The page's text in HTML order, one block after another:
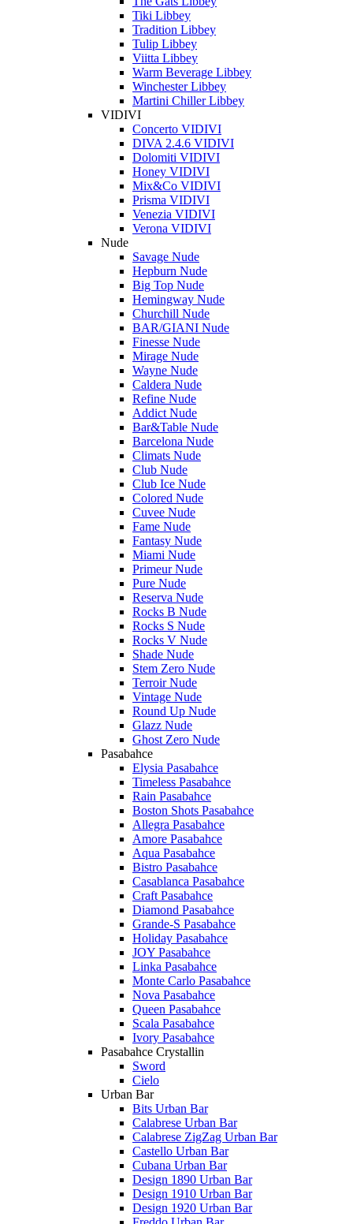
Tiki Libbey
Tradition Libbey
Tulip Libbey
Viitta Libbey
Warm Beverage Libbey
Winchester Libbey
Martini Chiller Libbey
VIDIVI
Concerto VIDIVI
DIVA 2.4.6 VIDIVI
Dolomiti VIDIVI
Honey VIDIVI
Mix&Co VIDIVI
Prisma VIDIVI
Venezia VIDIVI
Verona VIDIVI
Nude
Savage Nude
Hepburn Nude
Big Top Nude
Hemingway Nude
Churchill Nude
BAR/GIANI Nude
Finesse Nude
Mirage Nude
Wayne Nude
Caldera Nude
Refine Nude
Addict Nude
Bar&Table Nude
Barcelona Nude
Climats Nude
Club Nude
Club Ice Nude
Colored Nude
Cuvee Nude
Fame Nude
Fantasy Nude
Miami Nude
Primeur Nude
Pure Nude
Reserva Nude
Rocks B Nude
Rocks S Nude
Rocks V Nude
Shade Nude
Stem Zero Nude
Terroir Nude
Vintage Nude
Round Up Nude
Glazz Nude
Ghost Zero Nude
Pasabahce
Elysia Pasabahce
Timeless Pasabahce
Rain Pasabahce
Boston Shots Pasabahce
Allegra Pasabahce
Amore Pasabahce
Aqua Pasabahce
Bistro Pasabahce
Casablanca Pasabahce
Craft Pasabahce
Diamond Pasabahce
Grande-S Pasabahce
Holiday Pasabahce
JOY Pasabahce
Linka Pasabahce
Monte Carlo Pasabahce
Nova Pasabahce
Queen Pasabahce
Scala Pasabahce
Ivory Pasabahce
Pasabahce Crystallin
Sword
Cielo
Urban Bar
Bits Urban Bar
Calabrese Urban Bar
Calabrese ZigZag Urban Bar
Castello Urban Bar
Cubana Urban Bar
Design 1890 Urban Bar
Design 1910 Urban Bar
Design 1920 Urban Bar